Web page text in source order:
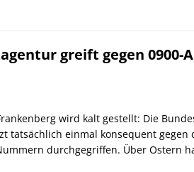
greift gegen 0900-
wird kalt gestellt: Die
tatsächlich einmal konsequent gegen
durchgegriffen. Über Ostern